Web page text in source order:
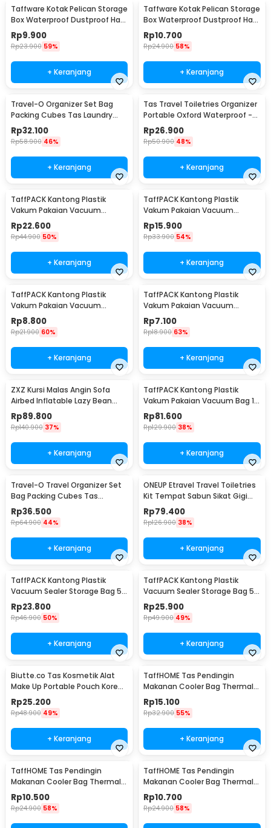
Taffware Kotak Pelican Storage
Box Waterproof Dustproof Hard
Case ABS S - G10/J020
Rp9.900
Rp23.900 59%
+ Keranjang
Taffware Kotak Pelican Storage
Box Waterproof Dustproof Hard
Case ABS L - G10/J020
Rp10.700
Rp24.900 58%
+ Keranjang
Travel-O Organizer Set Bag
Packing Cubes Tas Laundry
Multi Size 6 PCS - BIB-610
Rp32.100
Rp58.900 46%
+ Keranjang
Tas Travel Toiletries Organizer
Portable Oxford Waterproof -
F119
Rp26.900
Rp50.900 48%
+ Keranjang
TaffPACK Kantong Plastik
Vakum Pakaian Vacuum
Compression Bag 1 PCS L -
SN024
Rp22.600
Rp44.900 50%
+ Keranjang
TaffPACK Kantong Plastik
Vakum Pakaian Vacuum
Compression Bag 1 PCS
80x110cm - YK-1000
Rp15.900
Rp33.900 54%
+ Keranjang
TaffPACK Kantong Plastik
Vakum Pakaian Vacuum
Compression Bag 1 PCS
60x80cm - YK-1000
Rp8.800
Rp21.900 60%
+ Keranjang
TaffPACK Kantong Plastik
Vakum Pakaian Vacuum
Compression Bag 1 PCS
50x70cm - YK-1000
Rp7.100
Rp18.900 63%
+ Keranjang
ZXZ Kursi Malas Angin Sofa
Airbed Inflatable Lazy Bean
Bag 230x70cm - LZ081
Rp89.800
Rp140.900 37%
+ Keranjang
TaffPACK Kantong Plastik
Vakum Pakaian Vacuum Bag 10
PCS Hand Pump - SN09109
Rp81.600
Rp129.900 38%
+ Keranjang
Travel-O Travel Organizer Set
Bag Packing Cubes Tas
Laundry 6 PCS - BIB-650
Rp36.500
Rp64.900 44%
+ Keranjang
ONEUP Etravel Travel Toiletries
Kit Tempat Sabun Sikat Gigi
Handuk - YW46
Rp79.400
Rp126.900 38%
+ Keranjang
TaffPACK Kantong Plastik
Vacuum Sealer Storage Bag 5
PCS 35x50cm - ZKD002
Rp23.800
Rp46.900 50%
+ Keranjang
TaffPACK Kantong Plastik
Vacuum Sealer Storage Bag 5
PCS 50x70cm - ZKD002
Rp25.900
Rp49.900 49%
+ Keranjang
Biutte.co Tas Kosmetik Alat
Make Up Portable Pouch Korean
Style - B4108
Rp25.200
Rp48.900 49%
+ Keranjang
TaffHOME Tas Pendingin
Makanan Cooler Bag Thermal
Insulated Bag 6 Inch - H07
Rp15.100
Rp32.900 55%
+ Keranjang
TaffHOME Tas Pendingin
Makanan Cooler Bag Thermal
Insulated Bag 28x14x17cm -
H24
Rp10.500
Rp24.900 58%
TaffHOME Tas Pendingin
Makanan Cooler Bag Thermal
Insulated Bag 21x14x17cm -
H24
Rp10.700
Rp24.900 58%